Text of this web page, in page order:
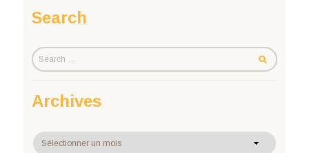
Search
Archives
Archives